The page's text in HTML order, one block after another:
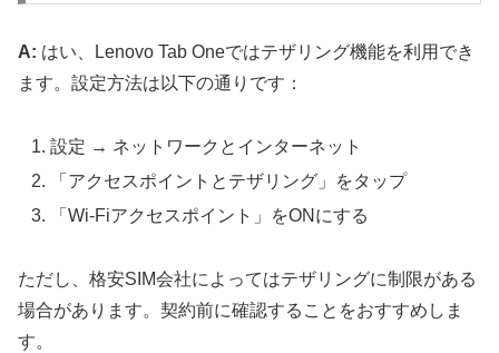
A: はい、Lenovo Tab Oneではテザリング機能を利用でき
ます。設定方法は以下の通りです：
設定 → ネットワークとインターネット
「アクセスポイントとテザリング」をタップ
「Wi-Fiアクセスポイント」をONにする
ただし、格安SIM会社によってはテザリングに制限がある
場合があります。契約前に確認することをおすすめしま
す。